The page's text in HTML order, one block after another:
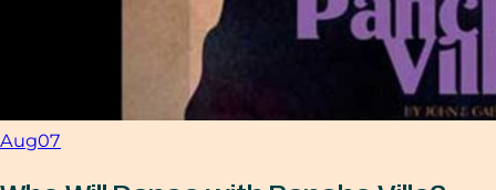
Aug07